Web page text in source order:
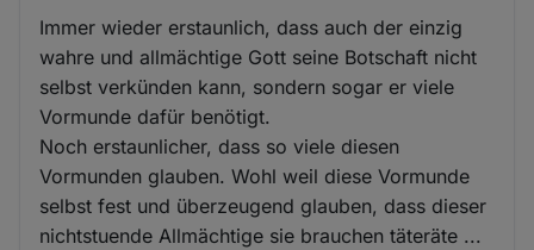
Immer wieder erstaunlich, dass auch der einzig
wahre und allmächtige Gott seine Botschaft nicht
selbst verkünden kann, sondern sogar er viele
Vormunde dafür benötigt.
Noch erstaunlicher, dass so viele diesen
Vormunden glauben. Wohl weil diese Vormunde
selbst fest und überzeugend glauben, dass dieser
nichtstuende Allmächtige sie brauchen täteräte ...